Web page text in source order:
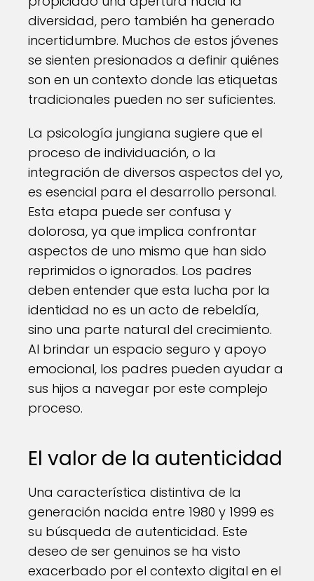
diversidad, pero también ha generado
incertidumbre. Muchos de estos jóvenes
se sienten presionados a definir quiénes
son en un contexto donde las etiquetas
tradicionales pueden no ser suficientes.
La psicología jungiana sugiere que el
proceso de individuación, o la
integración de diversos aspectos del yo,
es esencial para el desarrollo personal.
Esta etapa puede ser confusa y
dolorosa, ya que implica confrontar
aspectos de uno mismo que han sido
reprimidos o ignorados. Los padres
deben entender que esta lucha por la
identidad no es un acto de rebeldía,
sino una parte natural del crecimiento.
Al brindar un espacio seguro y apoyo
emocional, los padres pueden ayudar a
sus hijos a navegar por este complejo
proceso.
El valor de la autenticidad
Una característica distintiva de la
generación nacida entre 1980 y 1999 es
su búsqueda de autenticidad. Este
deseo de ser genuinos se ha visto
exacerbado por el contexto digital en el